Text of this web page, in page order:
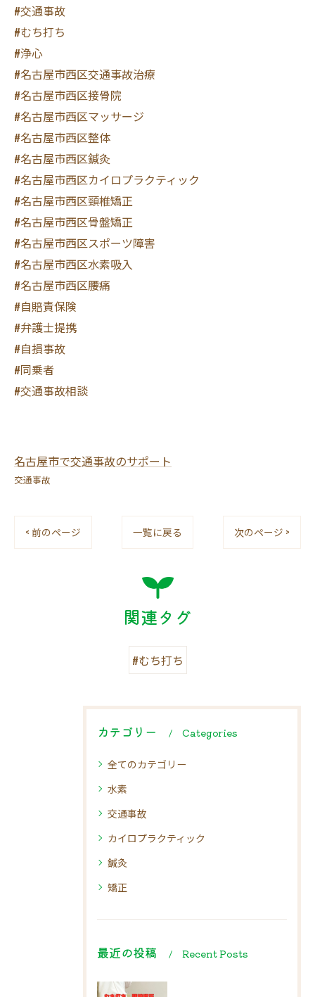
#交通事故
#むち打ち
#浄心
#名古屋市西区交通事故治療
#名古屋市西区接骨院
#名古屋市西区マッサージ
#名古屋市西区整体
#名古屋市西区鍼灸
#名古屋市西区カイロプラクティック
#名古屋市西区頸椎矯正
#名古屋市西区骨盤矯正
#名古屋市西区スポーツ障害
#名古屋市西区水素吸入
#名古屋市西区腰痛
#自賠責保険
#弁護士提携
#自損事故
#同乗者
#交通事故相談
名古屋市で交通事故のサポート
交通事故
< 前のページ 一覧に戻る 次のページ >
関連タグ
#むち打ち
カテゴリー Categories
全てのカテゴリー
水素
交通事故
カイロプラクティック
鍼灸
矯正
最近の投稿 Recent Posts